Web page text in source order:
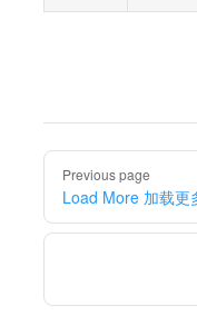
PagerPrevious page
Load More 加载更